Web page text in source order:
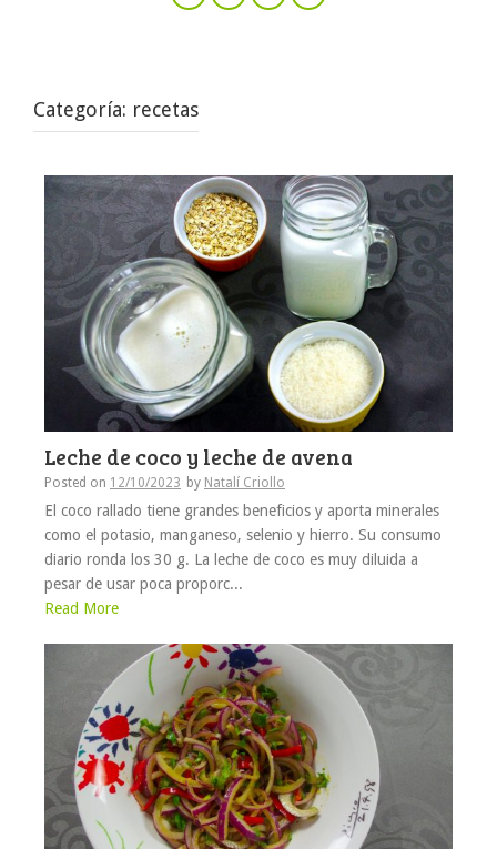
Categoría: recetas
Leche de coco y leche de avena
Posted on 12/10/2023 by Natalí Criollo
El coco rallado tiene grandes beneficios y aporta minerales
como el potasio, manganeso, selenio y hierro. Su consumo
diario ronda los 30 g. La leche de coco es muy diluida a
pesar de usar poca proporc...
Read More